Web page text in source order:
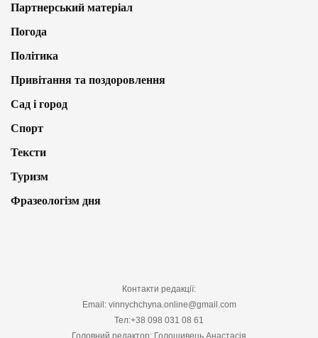
Партнерський матеріал
Погода
Політика
Привітання та поздоровлення
Сад і город
Спорт
Тексти
Туризм
Фразеологізм дня
Контакти редакції:
Email: vinnychchyna.online@gmail.com
Тел:+38 098 031 08 61
Головний редактор: Голошивець Анастасія